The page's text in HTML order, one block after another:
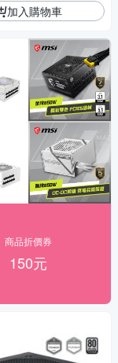
加入購物車
商品折價券
150元